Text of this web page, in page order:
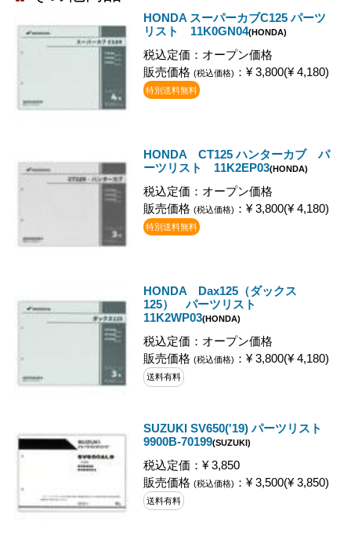
HONDA スーパーカブC125 パーツ
リスト 11K0GN04(HONDA)
税込定価：オープン価格
販売価格 (税込価格) ：¥ 3,800(¥ 4,180)
特別送料無料
HONDA CT125 ハンターカブ パ
ーツリスト 11K2EP03(HONDA)
税込定価：オープン価格
販売価格 (税込価格) ：¥ 3,800(¥ 4,180)
特別送料無料
HONDA Dax125（ダックス
125） パーツリスト
11K2WP03(HONDA)
税込定価：オープン価格
販売価格 (税込価格) ：¥ 3,800(¥ 4,180)
送料有料
SUZUKI SV650('19) パーツリスト
9900B-70199(SUZUKI)
税込定価：¥ 3,850
販売価格 (税込価格) ：¥ 3,500(¥ 3,850)
送料有料